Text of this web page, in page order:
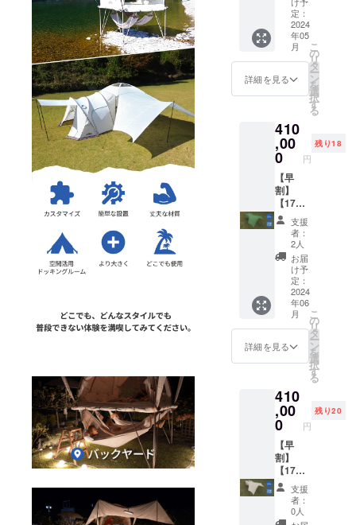
ができるよ
うになれ
ば、私たち
かち合い、
に特別な経
験を提供す
ることがで
きるでしょ
このプロ
ジェクトを
通じて一緒
に成長し、
楽しさを分
かち合える
ことを期待
していま
す。
ルパッ
ケージ
※税、送
料込み
※2024
年5月ま
で配送
予定で
色：ホ
ワイト
色の構
成でご
ざいま
す。 ※
皆様の
購入に
より量
産効率
が向上
した場
合、正
規販売
価格が
販売予
定価格
より下
がる可
能性も
ます。
定：
2024
年05
月
詳細を見る
こ
の
リ
タ
ー
ン
を
選
択
す
る
410
,00
0 円
残り18
【早
割】
【17％
OFF】
【カー
キ色】
ザ·ドゥ
カン２
フル
パッ
ケージ
CAMPF
IRE価格
（日本
販売予
定価
494,000
円から
17%OF
F ※税、
送料込
み
※2024
年6月ま
で配送
予定で
す。 ※
支援
者：
2人
お届
け予
定：
2024
年06
月
詳細を見る
こ
の
リ
タ
ー
ン
を
選
択
す
る
410
,00
0 円
残り20
【早
割】
【17％
OFF】
【ベー
ジュ
色】ザ·
支援
者：
0人